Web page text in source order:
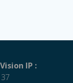
IP :